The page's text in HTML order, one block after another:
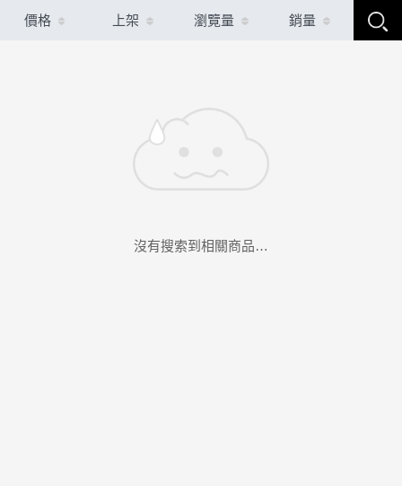
價格 上架 瀏覽量 銷量
沒有搜索到相關商品…